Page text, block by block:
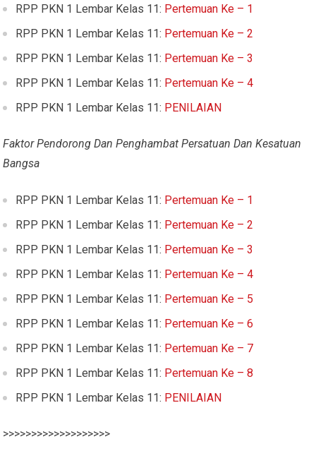
RPP PKN 1 Lembar Kelas 11: Pertemuan Ke – 1
RPP PKN 1 Lembar Kelas 11: Pertemuan Ke – 2
RPP PKN 1 Lembar Kelas 11: Pertemuan Ke – 3
RPP PKN 1 Lembar Kelas 11: Pertemuan Ke – 4
RPP PKN 1 Lembar Kelas 11: PENILAIAN
Faktor Pendorong Dan Penghambat Persatuan Dan Kesatuan
Bangsa
RPP PKN 1 Lembar Kelas 11: Pertemuan Ke – 1
RPP PKN 1 Lembar Kelas 11: Pertemuan Ke – 2
RPP PKN 1 Lembar Kelas 11: Pertemuan Ke – 3
RPP PKN 1 Lembar Kelas 11: Pertemuan Ke – 4
RPP PKN 1 Lembar Kelas 11: Pertemuan Ke – 5
RPP PKN 1 Lembar Kelas 11: Pertemuan Ke – 6
RPP PKN 1 Lembar Kelas 11: Pertemuan Ke – 7
RPP PKN 1 Lembar Kelas 11: Pertemuan Ke – 8
RPP PKN 1 Lembar Kelas 11: PENILAIAN
>>>>>>>>>>>>>>>>>>>